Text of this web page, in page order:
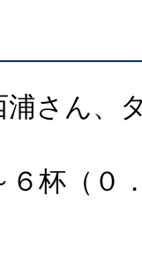
浦さん、
杯（０